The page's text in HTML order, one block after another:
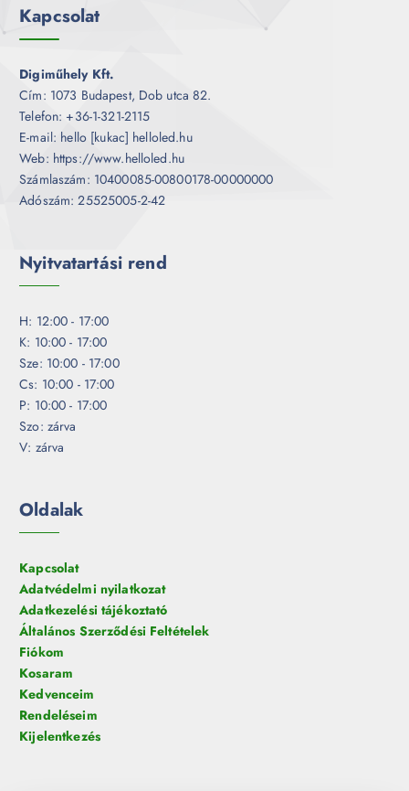
Kapcsolat
Digiműhely Kft.
Cím: 1073 Budapest, Dob utca 82.
Telefon: +36-1-321-2115
E-mail: hello [kukac] helloled.hu
Web: https://www.helloled.hu
Számlaszám: 10400085-00800178-00000000
Adószám: 25525005-2-42
Nyitvatartási rend
H: 12:00 - 17:00
K: 10:00 - 17:00
Sze: 10:00 - 17:00
Cs: 10:00 - 17:00
P: 10:00 - 17:00
Szo: zárva
V: zárva
Oldalak
Kapcsolat
Adatvédelmi nyilatkozat
Adatkezelési tájékoztató
Általános Szerződési Feltételek
Fiókom
Kosaram
Kedvenceim
Rendeléseim
Kijelentkezés